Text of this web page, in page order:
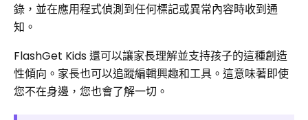
錄，並在應用程式偵測到任何標記或異常內容時收到通
知。
FlashGet Kids 還可以讓家長理解並支持孩子的這種創造
性傾向。家長也可以追蹤編輯興趣和工具。這意味著即使
您不在身邊，您也會了解一切。